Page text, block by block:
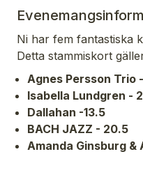
Ni har fem fantastiska
Detta stammiskort
Agnes Persson Trio
Isabella Lundgren -
Dallahan -13.5
BACH JAZZ - 20.5
Amanda Ginsburg &